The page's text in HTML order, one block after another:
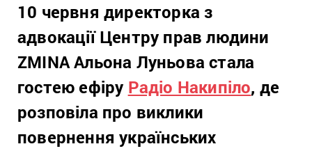
10 червня директорка з
адвокації Центру прав людини
ZMINA Альона Луньова стала
гостею ефіру Радіо Накипіло, де
розповіла про виклики
повернення українських